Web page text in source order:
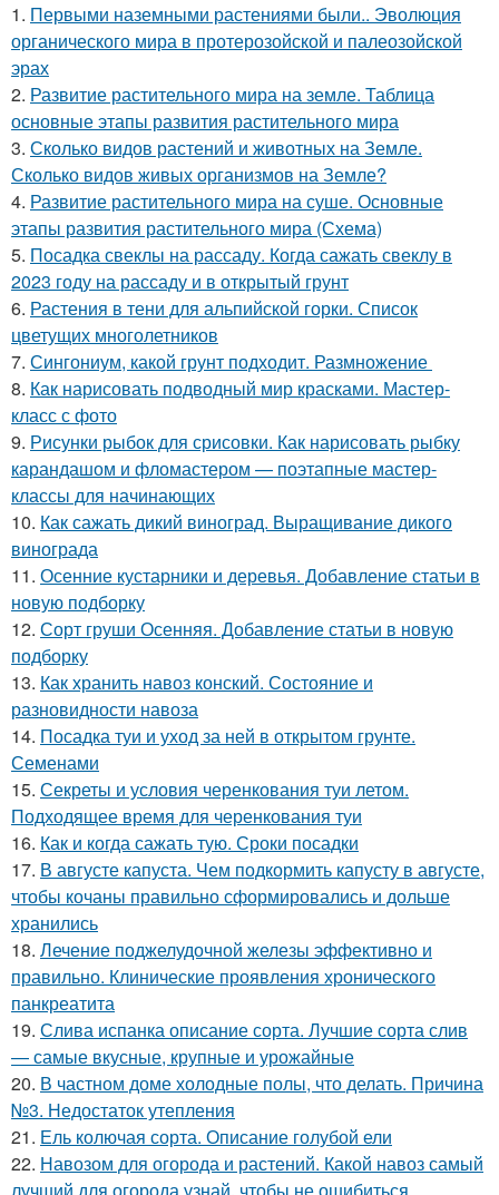
1. Первыми наземными растениями были.. Эволюция
органического мира в протерозойской и палеозойской
эрах
2. Развитие растительного мира на земле. Таблица
основные этапы развития растительного мира
3. Сколько видов растений и животных на Земле.
Сколько видов живых организмов на Земле?
4. Развитие растительного мира на суше. Основные
этапы развития растительного мира (Схема)
5. Посадка свеклы на рассаду. Когда сажать свеклу в
2023 году на рассаду и в открытый грунт
6. Растения в тени для альпийской горки. Список
цветущих многолетников
7. Сингониум, какой грунт подходит. Размножение
8. Как нарисовать подводный мир красками. Мастер-
класс с фото
9. Рисунки рыбок для срисовки. Как нарисовать рыбку
карандашом и фломастером — поэтапные мастер-
классы для начинающих
10. Как сажать дикий виноград. Выращивание дикого
винограда
11. Осенние кустарники и деревья. Добавление статьи в
новую подборку
12. Сорт груши Осенняя. Добавление статьи в новую
подборку
13. Как хранить навоз конский. Состояние и
разновидности навоза
14. Посадка туи и уход за ней в открытом грунте.
Семенами
15. Секреты и условия черенкования туи летом.
Подходящее время для черенкования туи
16. Как и когда сажать тую. Сроки посадки
17. В августе капуста. Чем подкормить капусту в августе,
чтобы кочаны правильно сформировались и дольше
хранились
18. Лечение поджелудочной железы эффективно и
правильно. Клинические проявления хронического
панкреатита
19. Слива испанка описание сорта. Лучшие сорта слив
— самые вкусные, крупные и урожайные
20. В частном доме холодные полы, что делать. Причина
№3. Недостаток утепления
21. Ель колючая сорта. Описание голубой ели
22. Навозом для огорода и растений. Какой навоз самый